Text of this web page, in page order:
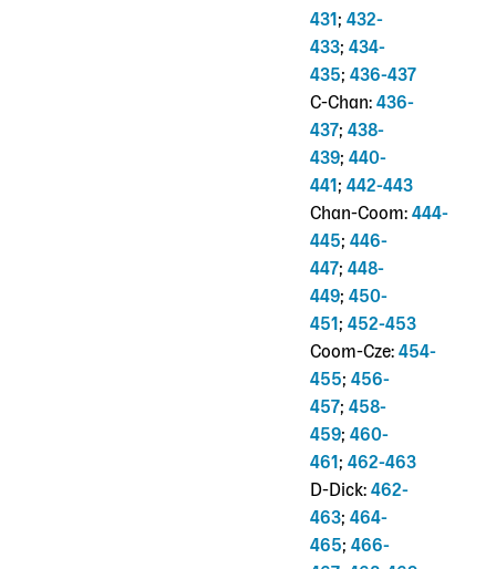
431 ; 432-
433; 434-
435; 436-437
C-Chan: 436-
437; 438-
439; 440-
441 ; 442-443
Chan-Coom: 444-
445; 446-
447; 448-
449; 450-
451 ; 452-453
Coom-Cze: 454-
455; 456-
457; 458-
459; 460-
461 ; 462-463
D-Dick: 462-
463; 464-
465; 466-